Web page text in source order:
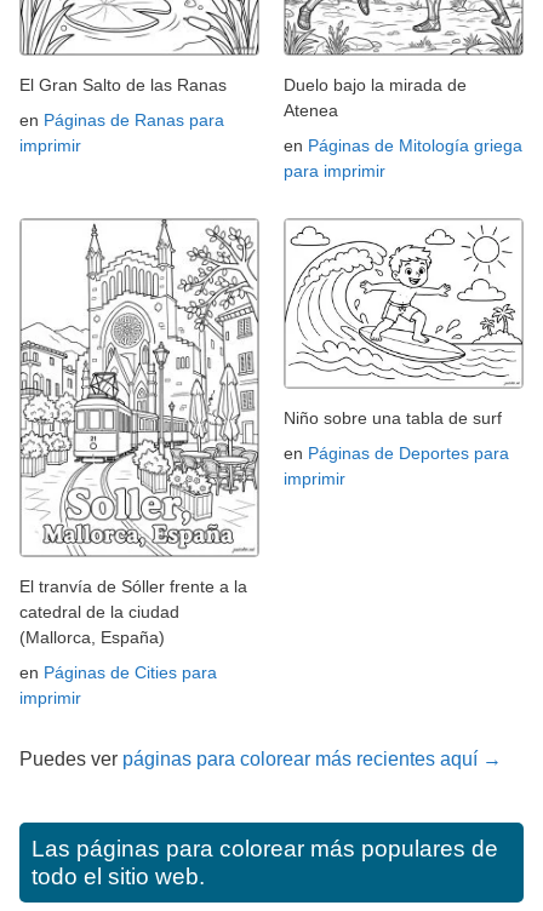
El Gran Salto de las Ranas
en Páginas de Ranas para
imprimir
Duelo bajo la mirada de
Atenea
en Páginas de Mitología griega
para imprimir
El tranvía de Sóller frente a la
catedral de la ciudad
(Mallorca, España)
en Páginas de Cities para
imprimir
Niño sobre una tabla de surf
en Páginas de Deportes para
imprimir
Puedes ver páginas para colorear más recientes aquí →
Las páginas para colorear más populares de
todo el sitio web.